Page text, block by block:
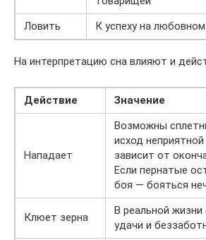
Ловить
К успеху на
На интерпретацию сна влияют и
Действие Значение
Нападает
Возможны
исход
зависит от
Если пернатые
боя — бояться
Клюет зерна
В реальной
удачи и